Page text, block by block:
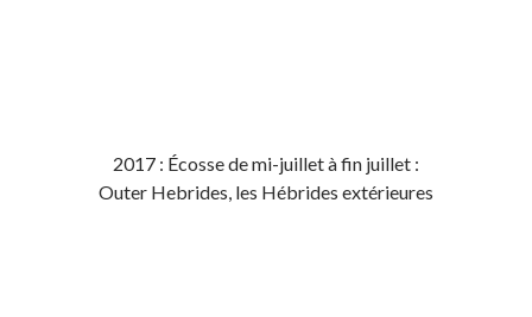
2017 : Écosse de mi-juillet à fin juillet :
Outer Hebrides, les Hébrides extérieures